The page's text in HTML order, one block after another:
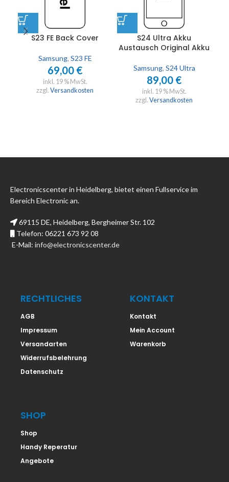
S23 FE Back Cover
Samsung, S23 FE
69,00 €
inkl. 19 % MwSt.
zzgl. Versandkosten
S24 Ultra Akku
Austausch Original Akku
Samsung, S24 Ultra
89,00 €
inkl. 19 % MwSt.
zzgl. Versandkosten
Electronicscenter in Heidelberg, bietet einen Fullservice im
Bereich Electronic an.
69115 DE, Heidelberg, Bergheimer Str. 102
Telefon: 06221 673 92 08
E-Mail:info@electronicscenter.de
RECHTLICHES
AGB
Impressum
Versandarten
Widerrufsbelehrung
Datenschutz
KONTAKT
Kontakt
Mein Account
Warenkorb
SHOP
Shop
Handy Reperatur
Angebote